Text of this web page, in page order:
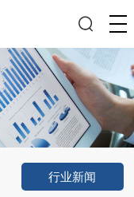
行业新闻